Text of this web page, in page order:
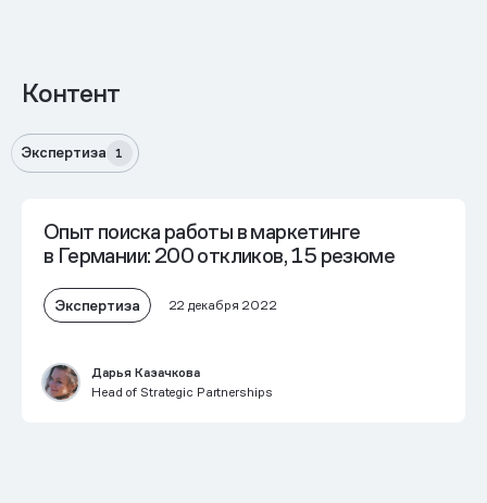
Контент
Экспертиза 1
Опыт поиска работы в маркетинге
в Германии: 200 откликов, 15 резюме
Экспертиза 22 декабря 2022
Дарья Казачкова
Head of Strategic Partnerships